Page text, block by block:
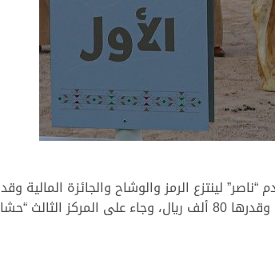
ليحل “كايد” ملك تركي أحمد راجس الشرافي على المركز الثاني ويحصد الوشاح والجائزة المالية وقدرها 80 ألف